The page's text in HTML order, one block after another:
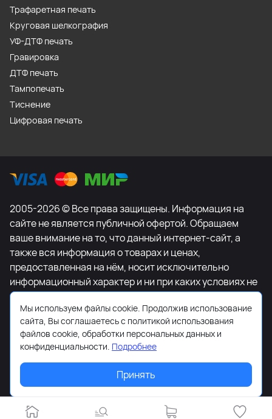
Трафаретная печать
Круговая шелкография
УФ-ДТФ печать
Гравировка
ДТФ печать
Тампопечать
Тиснение
Цифровая печать
2005-2026 © Все права защищены. Информация на
сайте не является публичной офертой. Обращаем
ваше внимание на то, что данный интернет-сайт, а
также вся информация о товарах и ценах,
предоставленная на нём, носит исключительно
информационный характер и ни при каких условиях не
является публичной офертой, определяемой
положениями Статьи 437 Гражданского кодекса
Российской Федерации. Для получения подробной
информации о наличии и стоимости указанных
товаров и (или) услуг, пожалуйста, обращайтесь к
менеджеру сайта с помощью специальной формы
связи или по телефону +7-495-627-77-11.
Мы используем файлы cookie. Продолжив использование
сайта, Вы соглашаетесь с политикой использования
файлов cookie, обработки персональных данных и
конфиденциальности. Подробнее
Принять